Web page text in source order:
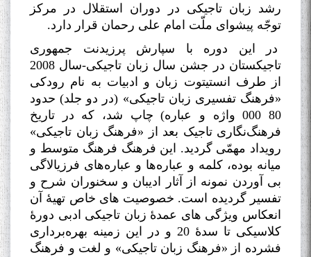
رشد زبان تاجیکی در دوران استقلال در مرکز
توجّه پیشوای ملّت امام علی رحمان قرار دارد.
در این دوره با سپارش پرزیدنت جمهوری
تاجیکستان در جشن سال زبان تاجیکی-سال 2008
از طرف انستیتوت زبان و ادبیات به نام رودکی
«فرهنگ تفسیری زبان تاجیکی» (در دو جلد) حدود
80 000 واژه و عباره) چاپ شد، که در تاریخ
فرهنگ‌نگاری تاجیک بعد از «فرهنگ زبان تاجیکی»
رویداد مهمّی گردید. این فرهنگ فرهنگ متوسط و
میانه بوده، کلمه و عباره‌ها و عباره‌های فرزیالاگی
بی آوردن نمونه از آثار ادیبان و سخنوران شرح و
تفسیر گردیده است. خصوصیت های خاص تهیۀ آن
انعکاس ویژگی های عمدۀ زبان تاجیکی ادبی دورۀ
کلاسیکی تا سدۀ 20 و در این زمینه بهره‌برداری
فشرده از «فرهنگ زبان تاجیکی» و لغت و فرهنگ